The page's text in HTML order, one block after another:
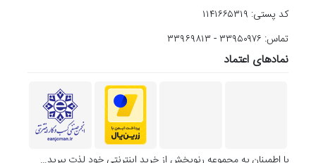
کد پستی: ۱۱۴۱۶۶۵۳۱۹
تماس: ۳۳۹۵۰۹۷۶ - ۳۳۹۶۹۸۱۳
نمادهای اعتماد